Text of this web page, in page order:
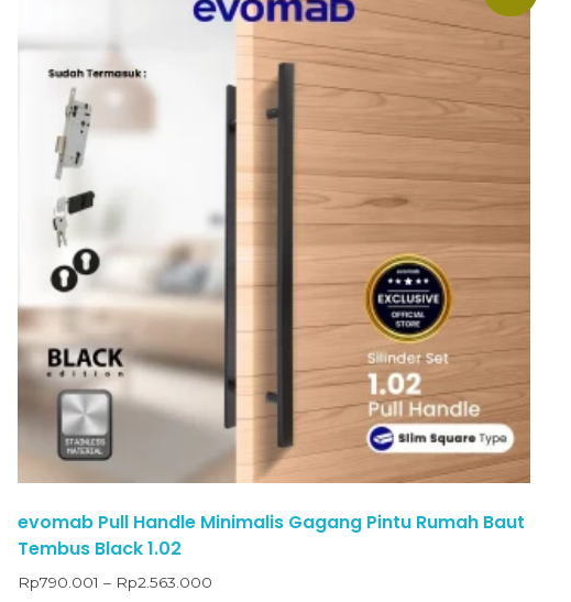
evomab Pull Handle Minimalis Gagang Pintu Rumah Baut
Tembus Black 1.02
Rp790.001 – Rp2.563.000